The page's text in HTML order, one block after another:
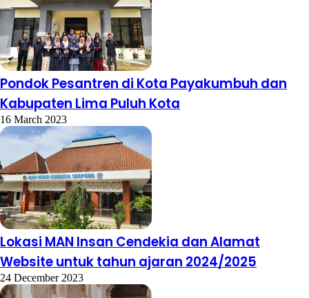
Pondok Pesantren di Kota Payakumbuh dan
Kabupaten Lima Puluh Kota
16 March 2023
Lokasi MAN Insan Cendekia dan Alamat
Website untuk tahun ajaran 2024/2025
24 December 2023